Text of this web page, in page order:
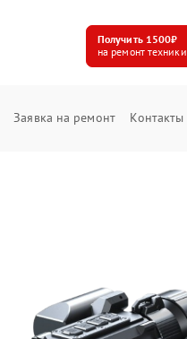
Получить 1500₽
на ремонт техники
Заявка на ремонт Контакты